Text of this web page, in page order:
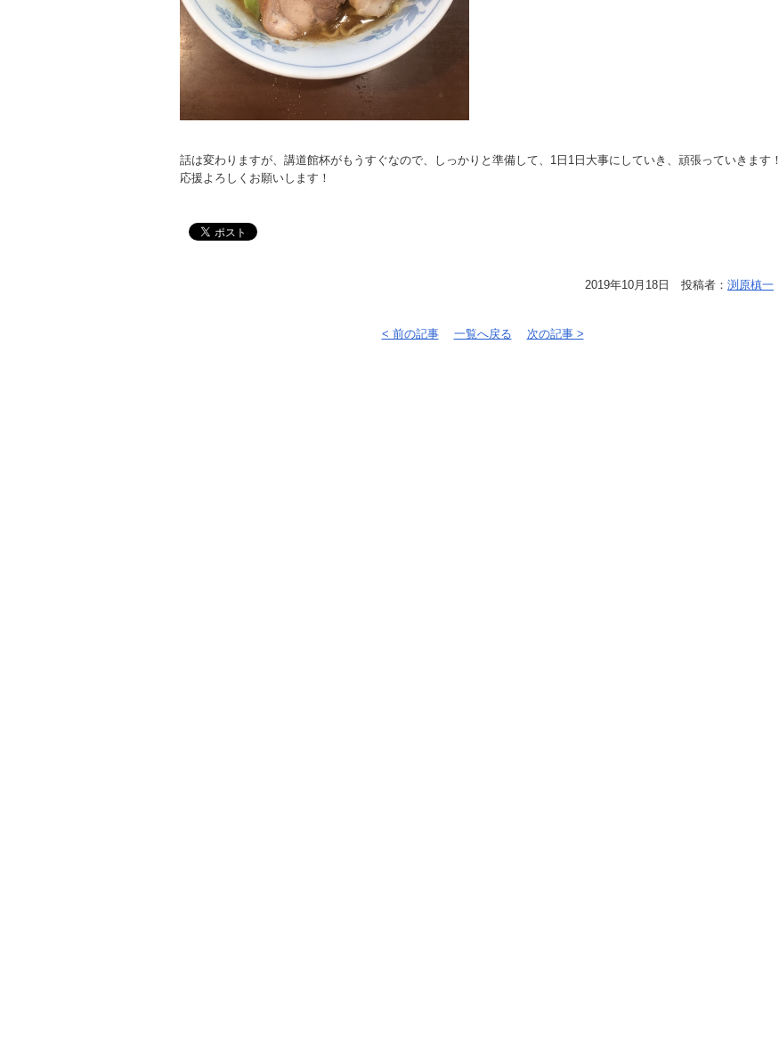
話は変わりますが、講道館杯がもうすぐなので、しっかりと準備して、1日1日大事にしていき、頑張っていきます！
応援よろしくお願いします！
2019年10月18日 投稿者： 渕原槙一
< 前の記事 一覧へ戻る 次の記事 >